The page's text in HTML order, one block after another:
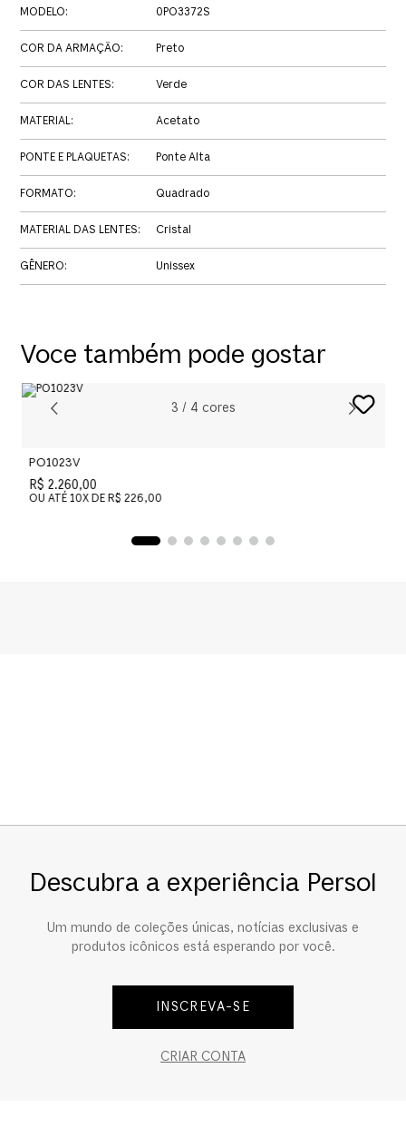
MODELO: 0PO3372S
COR DA ARMAÇÃO: Preto
COR DAS LENTES: Verde
MATERIAL: Acetato
PONTE E PLAQUETAS: Ponte Alta
FORMATO: Quadrado
MATERIAL DAS LENTES: Cristal
GÊNERO: Unissex
Voce também pode gostar
3 / 4 cores
PO1023V
R$ 2.260,00
OU ATÉ 10X DE R$ 226,00
Descubra a experiência Persol
Um mundo de coleções únicas, notícias exclusivas e
produtos icônicos está esperando por você.
INSCREVA-SE
CRIAR CONTA